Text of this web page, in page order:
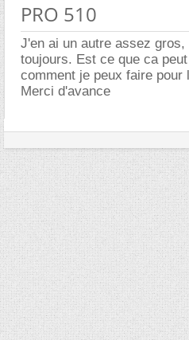
PRO 510
J'en ai un autre assez gros,
toujours. Est ce que ca
comment je peux faire pour
Merci d'avance